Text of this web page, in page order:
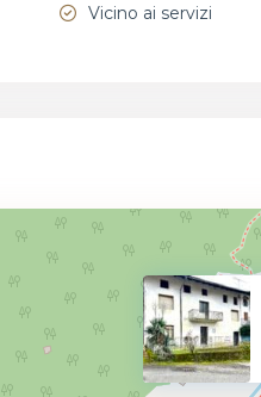
Vicino ai servizi